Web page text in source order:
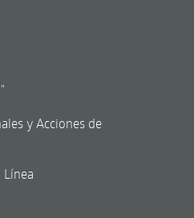
y Acciones de